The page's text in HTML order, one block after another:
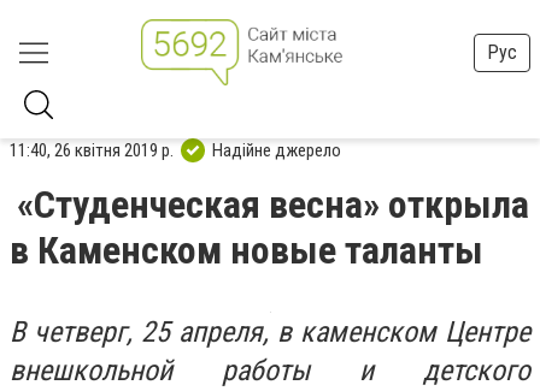
Рус
11:40, 26 квітня 2019 р. Надійне джерело
«Студенческая весна» открыла
в Каменском новые таланты
В четверг, 25 апреля, в каменском Центре
внешкольной работы и детского